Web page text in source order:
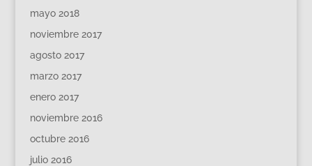
mayo 2018
noviembre 2017
agosto 2017
marzo 2017
enero 2017
noviembre 2016
octubre 2016
julio 2016